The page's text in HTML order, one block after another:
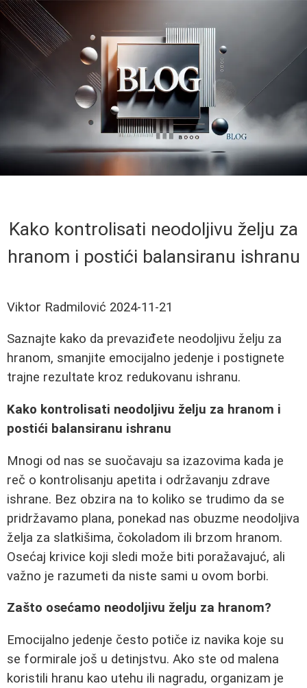
Kako kontrolisati neodoljivu želju za
hranom i postići balansiranu ishranu
Viktor Radmilović 2024-11-21
Saznajte kako da prevaziđete neodoljivu želju za
hranom, smanjite emocijalno jedenje i postignete
trajne rezultate kroz redukovanu ishranu.
Kako kontrolisati neodoljivu želju za hranom i
postići balansiranu ishranu
Mnogi od nas se suočavaju sa izazovima kada je
reč o kontrolisanju apetita i održavanju zdrave
ishrane. Bez obzira na to koliko se trudimo da se
pridržavamo plana, ponekad nas obuzme neodoljiva
želja za slatkišima, čokoladom ili brzom hranom.
Osećaj krivice koji sledi može biti poražavajuć, ali
važno je razumeti da niste sami u ovom borbi.
Zašto osećamo neodoljivu želju za hranom?
Emocijalno jedenje često potiče iz navika koje su
se formirale još u detinjstvu. Ako ste od malena
koristili hranu kao utehu ili nagradu, organizam je